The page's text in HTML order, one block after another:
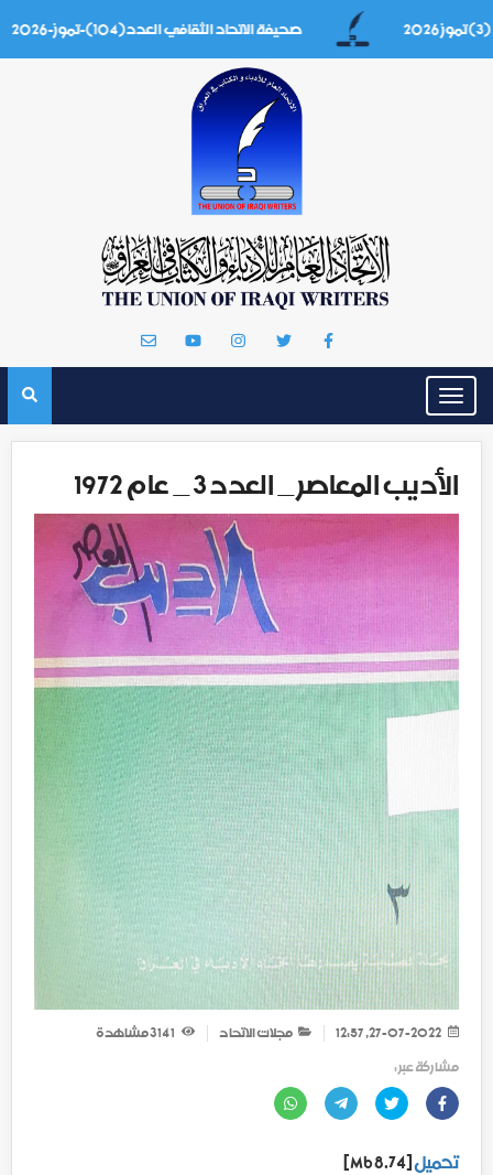
صحيفة الاتحاد الثقافي العدد(104)-تموز-2026
Toggle
navigation
الأديب المعاصر _ العدد 3 _ عام 1972
مجلات الاتحاد
مشاهدة
مشاركة عبر :
تحميل[8.74 Mb]